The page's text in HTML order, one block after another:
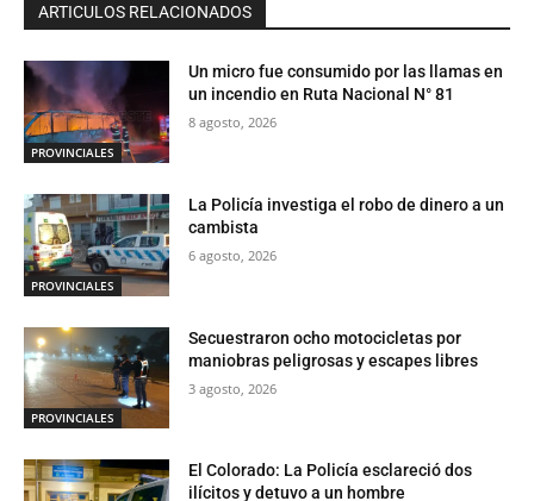
ARTICULOS RELACIONADOS
PROVINCIALES
Un micro fue consumido por las llamas en
un incendio en Ruta Nacional N° 81
8 agosto, 2026
PROVINCIALES
La Policía investiga el robo de dinero a un
cambista
6 agosto, 2026
PROVINCIALES
Secuestraron ocho motocicletas por
maniobras peligrosas y escapes libres
3 agosto, 2026
El Colorado: La Policía esclareció dos
ilícitos y detuvo a un hombre